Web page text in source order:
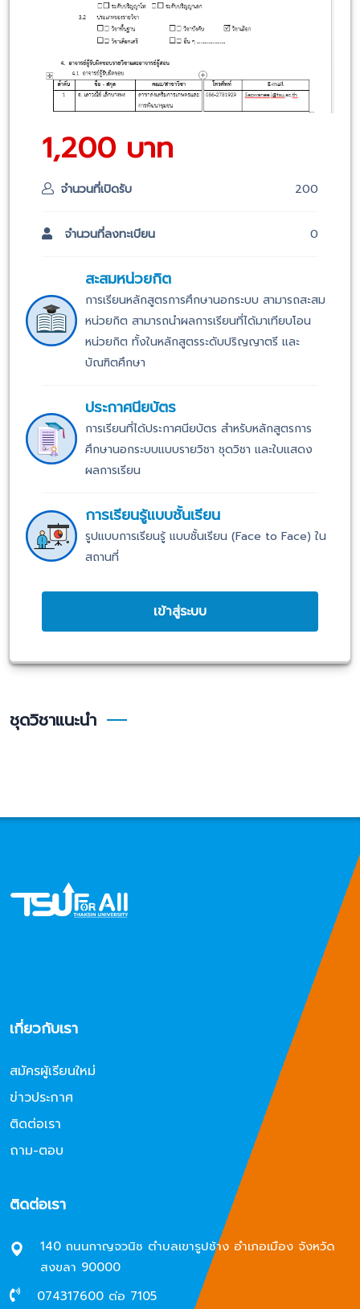
1,200 บาท
จำนวนที่เปิดรับ 200
จำนวนที่ลงทะเบียน 0
สะสมหน่วยกิต
การเรียนหลักสูตรการศึกษานอกระบบ สามารถสะสม
หน่วยกิต สามารถนำผลการเรียนที่ได้มาเทียบโอน
หน่วยกิต ทั้งในหลักสูตรระดับปริญญาตรี และ
บัณฑิตศึกษา
ประกาศนียบัตร
การเรียนที่ได้ประกาศนียบัตร สำหรับหลักสูตรการ
ศึกษานอกระบบแบบรายวิชา ชุดวิชา และใบแสดง
ผลการเรียน
การเรียนรู้แบบชั้นเรียน
รูปแบบการเรียนรู้ แบบชั้นเรียน (Face to Face) ใน
สถานที่
เข้าสู่ระบบ
ชุดวิชาแนะนำ
เกี่ยวกับเรา
สมัครผู้เรียนใหม่
ข่าวประกาศ
ติดต่อเรา
ถาม-ตอบ
ติดต่อเรา
140 ถนนกาญจวนิช ตำบลเขารูปช้าง อำเภอเมือง จังหวัด
สงขลา 90000
074317600 ต่อ 7105